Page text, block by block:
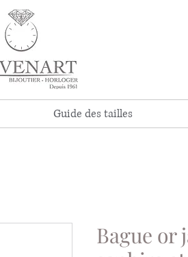
Guide des tailles
Bague or